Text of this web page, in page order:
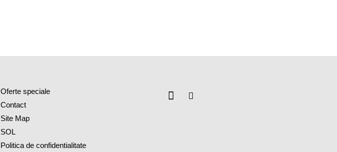
Oferte speciale
Contact
Site Map
SOL
Politica de confidentialitate